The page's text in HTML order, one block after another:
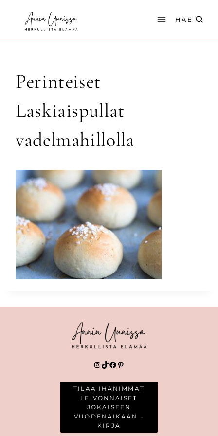
sisältöön
HAE
Perinteiset
Laskiaispullat
vadelmahillolla
Instagram
TikTok
Facebook
Pinterest
TILAA IHANIMMAT
LEIVONNAISET
JOKAISEEN
VUODENAIKAAN -
KIRJA